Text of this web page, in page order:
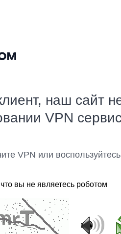
наш сайт
VPN
VPN или
вы не являетесь роботом